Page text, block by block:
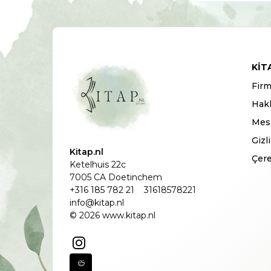
Kitap.nl
Ketelhuis 22c
7005 CA Doetinchem
+316 185 782 21
31618578221
info@kitap.nl
© 2026 www.kitap.nl